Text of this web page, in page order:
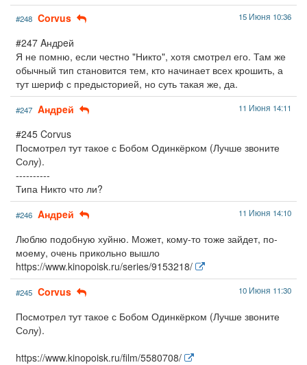
#248 Corvus 15 Июня 10:36
#247 Aндpeй
Я не помню, если честно "Никто", хотя смотрел его. Там же
обычный тип становится тем, кто начинает всех крошить, а
тут шериф с предысторией, но суть такая же, да.
#247 Aндpeй 11 Июня 14:11
#245 Corvus
Посмотрел тут такое с Бобом Одинкёрком (Лучше звоните
Солу).
----------
Типа Никто что ли?
#246 Aндpeй 11 Июня 14:10
Люблю подобную хуйню. Может, кому-то тоже зайдет, по-
моему, очень прикольно вышло
https://www.kinopoisk.ru/series/9153218/
#245 Corvus 10 Июня 11:30
Посмотрел тут такое с Бобом Одинкёрком (Лучше звоните
Солу).
https://www.kinopoisk.ru/film/5580708/